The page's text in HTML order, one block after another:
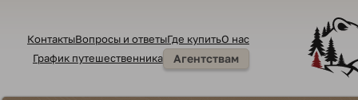
КонтактыВопросы и ответыГде купитьО нас
График путешественника
Агентствам